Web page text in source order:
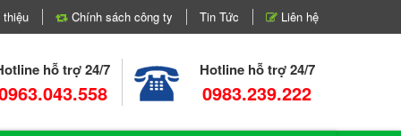
Chính sách công ty Tin Tức Liên hệ
hỗ trợ 24/7 Hotline hỗ trợ 24/7
0983.239.222